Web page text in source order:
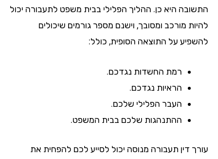
היא כן. ההליך הפלילי בבית משפט לתעבורה יכול
מורכב ומסובך, וישנם מספר גורמים שיכולים
על התוצאה הסופית, כולל:
רמת החשדות נגדכם.
הראיות נגדכם.
העבר הפלילי שלכם.
ההתנהגות שלכם בבית המשפט.
דין תעבורה מנוסה יכול לסייע לכם להפחית את